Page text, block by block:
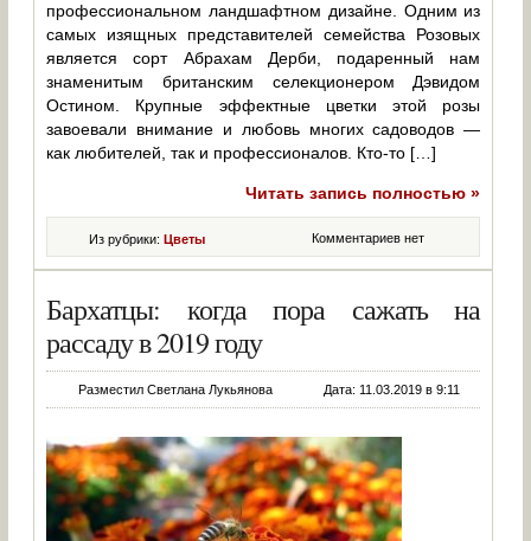
профессиональном ландшафтном дизайне. Одним из
самых изящных представителей семейства Розовых
является сорт Абрахам Дерби, подаренный нам
знаменитым британским селекционером Дэвидом
Остином. Крупные эффектные цветки этой розы
завоевали внимание и любовь многих садоводов —
как любителей, так и профессионалов. Кто-то […]
Читать запись полностью »
Комментариев нет
Из рубрики:Цветы
Бархатцы: когда пора сажать на
рассаду в 2019 году
Разместил Светлана Лукьянова Дата: 11.03.2019 в 9:11